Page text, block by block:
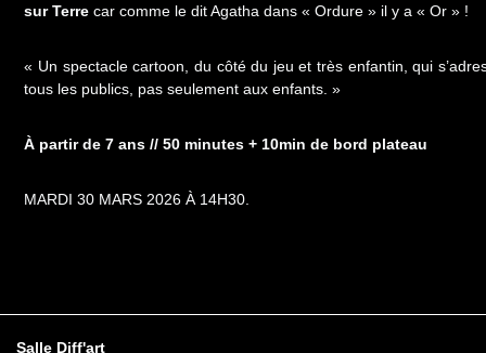
sur Terre car comme le dit Agatha dans « Ordure » il y a « Or » !
« Un spectacle cartoon, du côté du jeu et très enfantin, qui
tous les publics, pas seulement aux enfants. »
À partir de 7 ans // 50 minutes + 10min de bord plateau
MARDI 30 MARS 2026 À 14H30.
Salle Diff'art